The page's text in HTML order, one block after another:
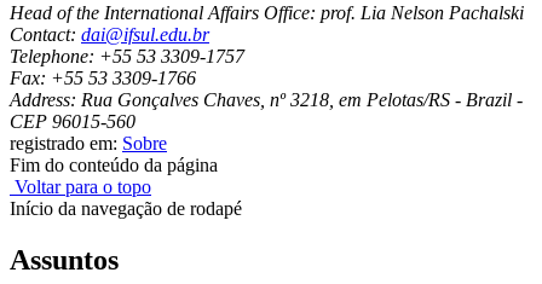
Head of the International Affairs Office: prof. Lia Nelson Pachalski
Contact: dai@ifsul.edu.br
Telephone: +55 53 3309-1757
Fax: +55 53 3309-1766
Address: Rua Gonçalves Chaves, nº 3218, em Pelotas/RS - Brazil -
CEP 96015-560
registrado em: Sobre
Fim do conteúdo da página
Voltar para o topo
Início da navegação de rodapé
Assuntos